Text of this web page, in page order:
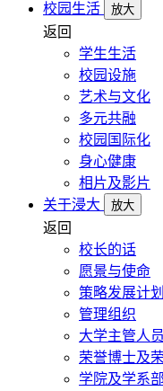
校园生活
放大
返回
学生生活
校园设施
艺术与文化
多元共融
校园国际化
身心健康
相片及影片
关于浸大
放大
返回
校长的话
愿景与使命
策略发展计
管理组织
大学主管人员
荣誉博士及
学院及学系部